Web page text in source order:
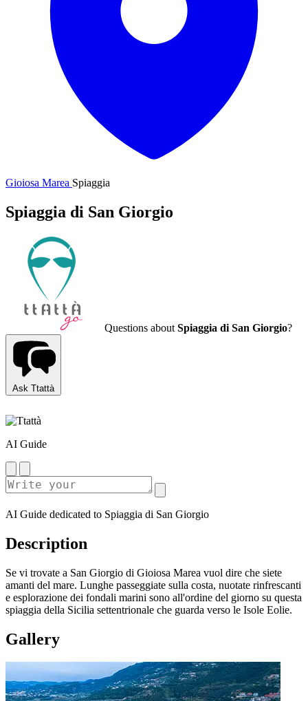
Gioiosa Marea Spiaggia
Spiaggia di San Giorgio
Questions about Spiaggia di San Giorgio?
Ask Ttattà
AI Guide
AI Guide dedicated to Spiaggia di San Giorgio
Description
Se vi trovate a San Giorgio di Gioiosa Marea vuol dire che siete
amanti del mare. Lunghe passeggiate sulla costa, nuotate rinfrescanti
e esplorazione dei fondali marini sono all'ordine del giorno su questa
spiaggia della Sicilia settentrionale che guarda verso le Isole Eolie.
Gallery